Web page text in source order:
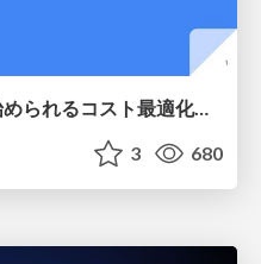
AWSに詳しくない人でも始められるコスト最適化ガイド
3 680